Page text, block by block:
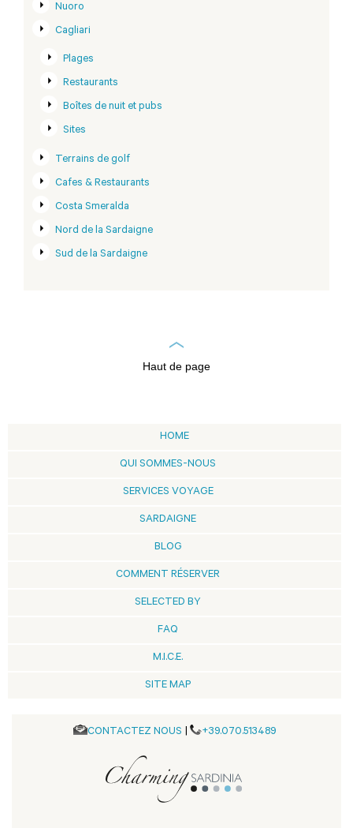
Nuoro
Cagliari
Plages
Restaurants
Boîtes de nuit et pubs
Sites
Terrains de golf
Cafes & Restaurants
Costa Smeralda
Nord de la Sardaigne
Sud de la Sardaigne
Haut de page
HOME
QUI SOMMES-NOUS
SERVICES VOYAGE
SARDAIGNE
BLOG
COMMENT RÉSERVER
SELECTED BY
FAQ
M.I.C.E.
SITE MAP
CONTACTEZ NOUS | +39.070.513489